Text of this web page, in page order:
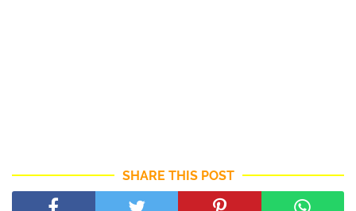
SHARE THIS POST